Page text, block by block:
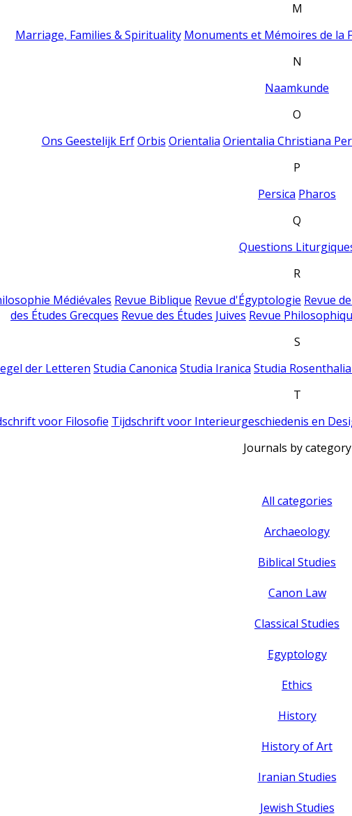
M
Marriage, Families & Spirituality Monuments et Mémoires de la
N
Naamkunde
O
Ons Geestelijk Erf Orbis Orientalia Orientalia Christiana
P
Persica Pharos
Q
Questions
R
Médiévales Revue Biblique Revue d'Égyptologie Revue
des Études Grecques Revue des Études Juives Revue
S
der Letteren Studia Canonica Studia Iranica Studia
T
voor Filosofie Tijdschrift voor Interieurgeschiedenis en
Journals by category
All categories
Archaeology
Biblical Studies
Canon Law
Classical Studies
Egyptology
Ethics
History
History of Art
Iranian Studies
Jewish Studies